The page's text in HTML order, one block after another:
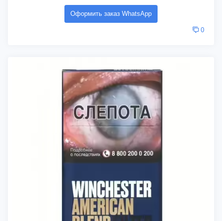
Оформить заказ WhatsApp
0